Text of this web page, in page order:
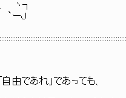
┐
れ」であっても、